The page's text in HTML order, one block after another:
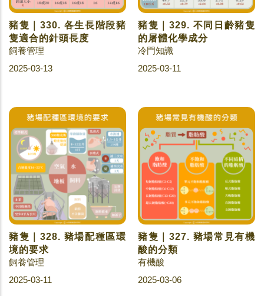
豬隻｜330. 各生長階段豬
隻適合的針頭長度
飼養管理
2025-03-13
豬隻｜329. 不同日齡豬隻
的屠體化學成分
冷門知識
2025-03-11
豬隻｜328. 豬場配種區環
境的要求
飼養管理
2025-03-11
豬隻｜327. 豬場常見有機
酸的分類
有機酸
2025-03-06